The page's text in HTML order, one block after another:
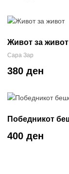
Живот за живот
Сара Зар
380 ден
Победникот
400 ден